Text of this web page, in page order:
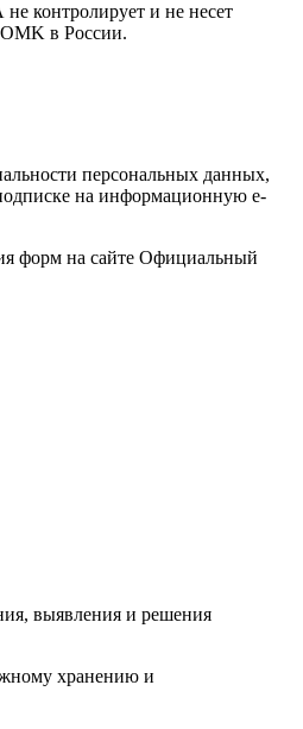
контролирует и не несет
в России.
персональных данных,
на информационную e-
форм на сайте Официальный
выявления и решения
хранению и